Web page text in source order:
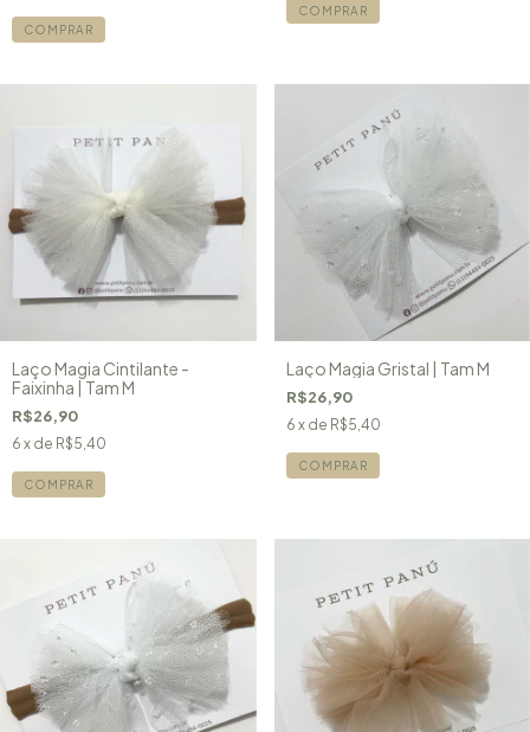
COMPRAR
COMPRAR
Laço Magia Cintilante -
Faixinha | Tam M
R$26,90
6 x de R$5,40
COMPRAR
Laço Magia Gristal | Tam M
R$26,90
6 x de R$5,40
COMPRAR